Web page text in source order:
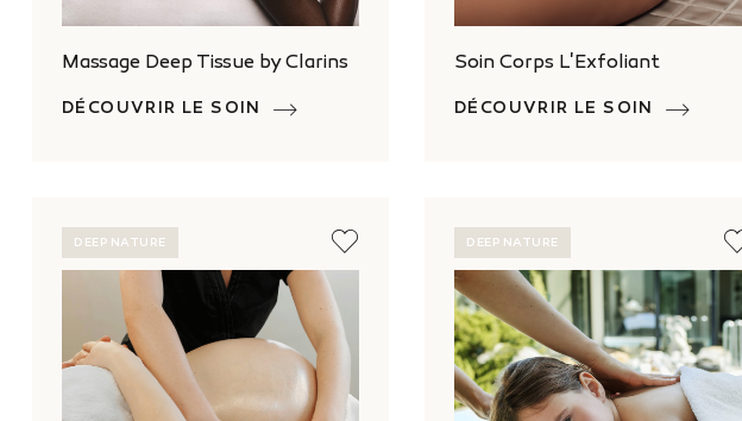
Massage Deep Tissue by Clarins
DÉCOUVRIR LE SOIN
Soin Corps L'Exfoliant
DÉCOUVRIR LE SOIN
DEEP NATURE DEEP NATURE